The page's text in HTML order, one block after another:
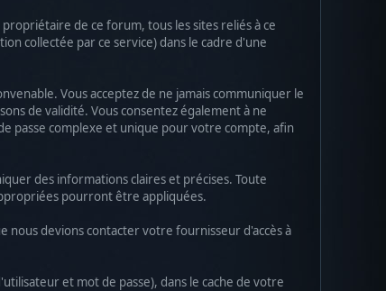
de ce forum, tous les sites reliés à ce
collectée par ce service) dans le cadre d'une
Vous acceptez de ne jamais communiquer le
de validité. Vous consentez également à ne
passe complexe et unique pour votre compte, afin
des informations claires et précises. Toute
pourront être appliquées.
nous devions contacter votre fournisseur d'accès à
et mot de passe), dans le cache de votre